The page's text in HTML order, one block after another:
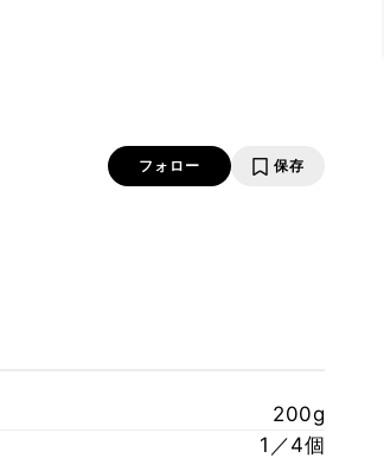
フォロー 保存
200g
1／4個